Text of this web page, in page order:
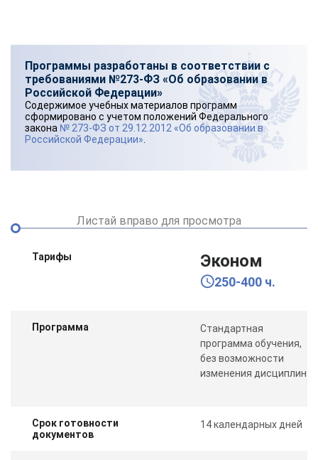
Программы разработаны в соответствии с
требованиями №273-ФЗ «Об образовании в
Российской Федерации»
Содержимое учебных материалов программ
сформировано с учетом положений Федерального
закона № 273-ФЗ от 29.12.2012 «Об образовании в
Российской Федерации»
Листай вправо для просмотра
Тарифы Эконом
250-400 ч.
Программа
Стандартная
программа обучения,
без возможности
изменения дисциплин
Срок готовности
документов
14 календарных дней